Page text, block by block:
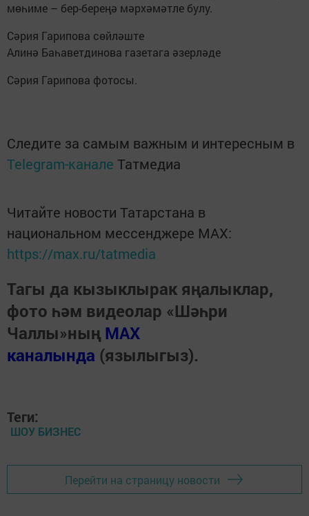
мөһиме – бер-береңә мәрхәмәтле булу.
Сәрия Гарипова сөйләште
Алинә Баһаветдинова газетага әзерләде
Сәрия Гарипова фотосы.
Следите за самым важным и интересным в
Telegram-канале Татмедиа
Читайте новости Татарстана в
национальном мессенджере MАХ:
https://max.ru/tatmedia
Тагы да кызыклырак яңалыклар,
фото һәм видеолар «Шәһри
Чаллы»ның MAX
каналында (язылыгыз).
Теги:
ШОУ БИЗНЕС
Перейти на страницу новости